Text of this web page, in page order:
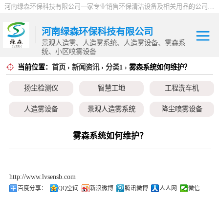
河南绿森环保科技有限公司一家专业销售环保清洁设备及相关用品的公司，产品包括：音乐喷泉、雾森系统、人造雾设备、景观人造雾、人造雾系统、小区喷雾设备、高压喷雾降尘设备、料仓喷雾除尘系统、喷雾降温加湿设备、郑州喷雾消毒设备，等八大系列上百个品种。
河南绿森环保科技有限公司
景观人造雾、人造雾系统、人造雾设备、雾森系
统、小区喷雾设备
当前位置： 首页 › 新闻资讯› 分类1 › 雾森系统如何维护？
扬尘检测仪 智慧工地 工程洗车机
人造雾设备 景观人造雾系统 降尘喷雾设备
高空除尘雾桩
雾森系统如何维护？
http://www.lvsensb.com
百度分享： QQ空间 新浪微博 腾讯微博 人人网 微信
扬尘检测仪
智慧工地
降尘喷雾设备